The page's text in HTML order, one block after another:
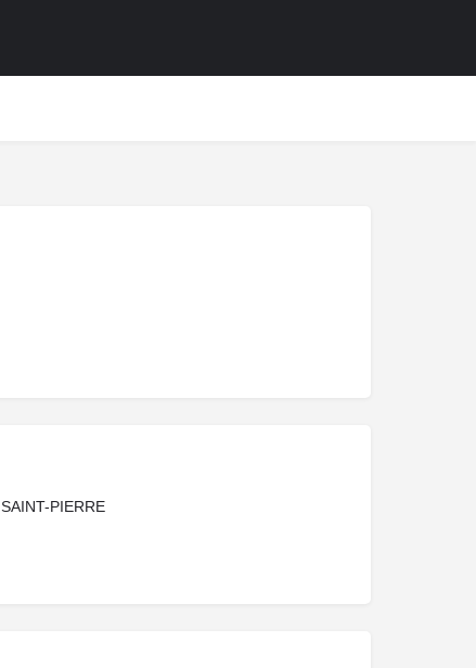
SAINT-PIERRE